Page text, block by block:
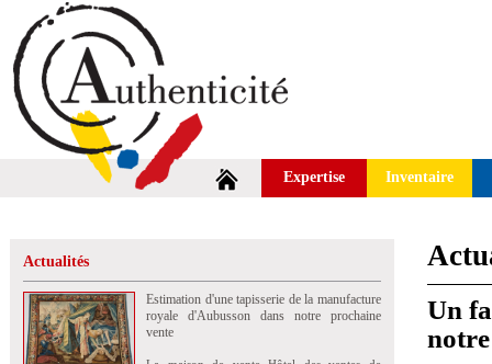
Expertise Inventaire
Actualités
Estimation d'une tapisserie de la manufacture
royale d'Aubusson dans notre prochaine
vente
Un